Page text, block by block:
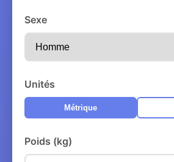
Sexe
Unités
Métrique
Poids (kg)